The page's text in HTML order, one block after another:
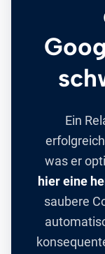
Ein
was er
hier eine
saubere